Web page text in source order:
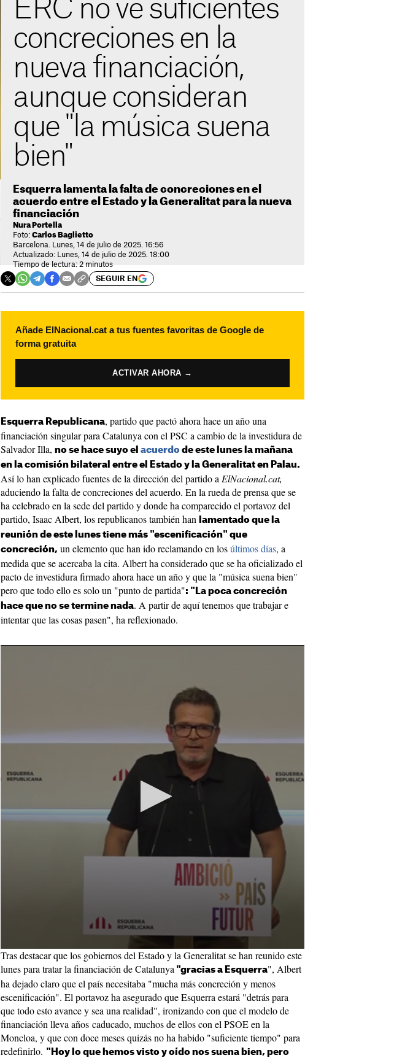
ERC no ve suficientes
concreciones en la
nueva financiación,
aunque consideran
que "la música suena
bien"
Esquerra lamenta la falta de concreciones en el
acuerdo entre el Estado y la Generalitat para la nueva
financiación
Nura Portella
Foto: Carlos Baglietto
Barcelona. Lunes, 14 de julio de 2025. 16:56
Actualizado: Lunes, 14 de julio de 2025. 18:00
Tiempo de lectura: 2 minutos
SEGUIR EN
Añade ElNacional.cat a tus fuentes favoritas de Google de
forma gratuita
ACTIVAR AHORA →
Esquerra Republicana, partido que pactó ahora hace un año una
financiación singular para Catalunya con el PSC a cambio de la investidura de
Salvador Illa, no se hace suyo el acuerdo de este lunes la mañana
en la comisión bilateral entre el Estado y la Generalitat en Palau.
Así lo han explicado fuentes de la dirección del partido a ElNacional.cat,
aduciendo la falta de concreciones del acuerdo. En la rueda de prensa que se
ha celebrado en la sede del partido y donde ha comparecido el portavoz del
partido, Isaac Albert, los republicanos también han
lamentado que la
reunión de este lunes tiene más "escenificación" que
concreción, un elemento que han ido reclamando en losúltimos días, a
medida que se acercaba la cita. Albert ha considerado que se ha oficializado el
pacto de investidura firmado ahora hace un año y que la "música suena bien"
pero que todo ello es solo un "punto de partida": "La poca concreción
hace que no se termine nada. A partir de aquí tenemos que trabajar e
intentar que las cosas pasen", ha reflexionado.
Tras destacar que los gobiernos del Estado y la Generalitat se han reunido este
lunes para tratar la financiación de Catalunya "gracias a Esquerra", Albert
ha dejado claro que el país necesitaba "mucha más concreción y menos
escenificación". El portavoz ha asegurado que Esquerra estará "detrás para
que todo esto avance y sea una realidad", ironizando con que el modelo de
financiación lleva años caducado, muchos de ellos con el PSOE en la
Moncloa, y que con doce meses quizás no ha habido "suficiente tiempo" para
redefinirlo. "Hoy lo que hemos visto y oído nos suena bien, pero